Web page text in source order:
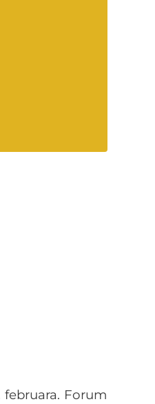
Forum